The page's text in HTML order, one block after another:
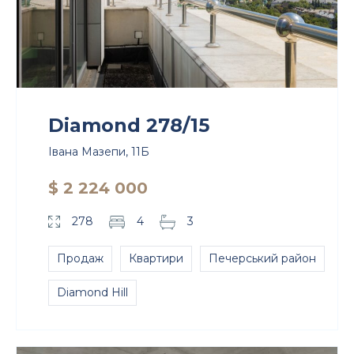
Diamond 278/15
Івана Мазепи, 11Б
$ 2 224 000
278 4 3
Продаж Квартири Печерський район
Diamond Hill